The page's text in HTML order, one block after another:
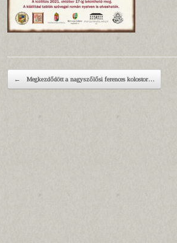
Post navigation
← Megkezdődött a nagyszőlősi ferences kolostor…